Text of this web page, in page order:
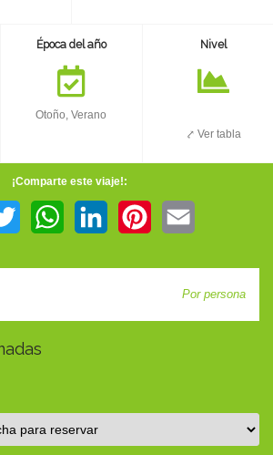
CONTACTO
Época del año
Otoño, Verano
Nivel
⤤ Ver tabla
¡Comparte este viaje!:
Twitter WhatsAppLinkedIn Pinterest
Por persona